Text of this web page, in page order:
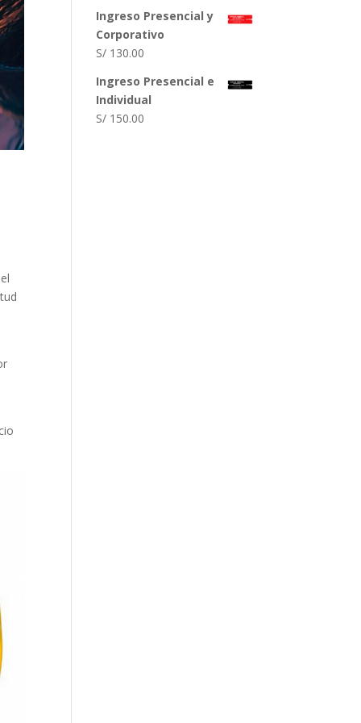
Ingreso Presencial y
Corporativo
S/ 130.00
Ingreso Presencial e
Individual
S/ 150.00